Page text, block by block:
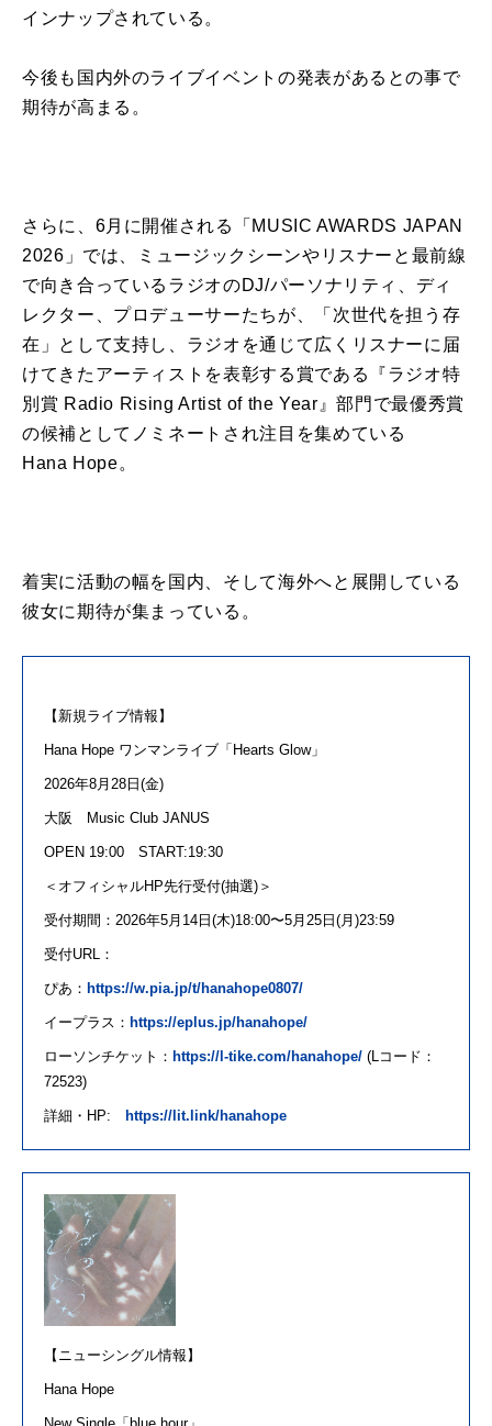
インナップされて いる。
今後 も 国内外のライブイベント の発表があるとの事で
期待が高まる。
さらに 、 6月 に開催 される「 MUSIC AWARDS JAPAN
2026 」では、ミュージックシーンやリスナーと最前線
で向き合って いるラジオのDJ/パーソナリティ、ディ
レクター、プロデューサーたち が、「次世代を担う存
在」として支持し、ラジオを通じて広くリスナーに届
けて きた アーティスト を表彰する賞である『ラジオ特
別賞 Radio Rising Artist of the Year』部門で最優秀賞
の候補として ノミネートされ注目を集めている
Hana Hope。
着実に活動の幅を国内、そして海外へと展開して いる
彼女に期待が集まっている。
【 新規ライブ情報】
Hana Hope ワンマンライブ 「 Hearts Glow」
2026年8月 28 日 (金)
大阪 Music Club JANUS
OPEN 19:00 START:19:30
＜オフィシャルHP先行受付(抽選) ＞
受付期間： 2026年5月 14 日 (木)18:00〜5月 25 日 (月 )23:59
受付URL ：
ぴあ： https://w.pia.jp/t/hanahope0807/
イープラス： https://eplus.jp/hanahope/
ローソンチケット： https://l-tike.com/hanahope/ (Lコード：
72523)
詳細・ HP: https://lit.link/hanahope
【ニューシングル情報】
Hana Hope